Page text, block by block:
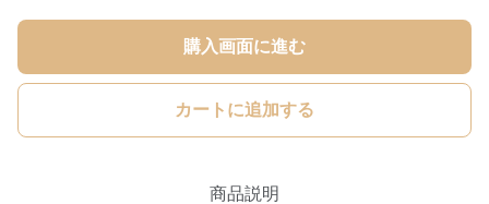
購入画面に進む
カートに追加する
商品説明